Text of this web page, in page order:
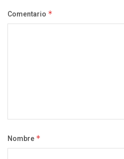
Comentario *
Nombre *